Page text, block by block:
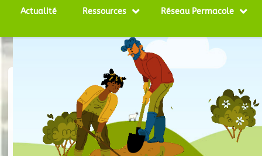
Actualité Ressources Réseau Permacole